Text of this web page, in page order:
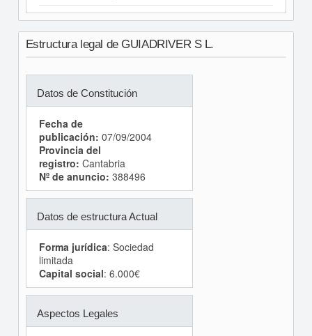
Estructura legal de GUIADRIVER S L.
Datos de Constitución
Fecha de
publicación: 07/09/2004
Provincia del
registro: Cantabria
Nº de anuncio: 388496
Datos de estructura Actual
Forma jurídica: Sociedad
limitada
Capital social: 6.000€
Aspectos Legales